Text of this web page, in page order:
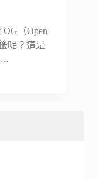
（Open
呢？這是
…